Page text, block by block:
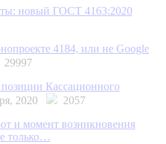
новый ГОСТ 4163:2020
4184, или не Google
29997
Кассационного
2020
2057
и момент возникновения
только…